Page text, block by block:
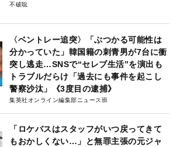
不破聡
〈ベントレー追突〉「ぶつかる可能性は
分かっていた」韓国籍の刺青男が7台に衝
突し逃走…SNSで“セレブ生活”を演出も
トラブルだらけ「過去にも事件を起こし
警察沙汰」《3度目の逮捕》
集英社オンライン編集部ニュース班
「ロケバスはスタッフがいつ戻ってきて
もおかしくない…」と無罪主張の元ジャ